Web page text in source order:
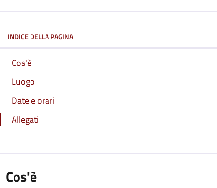
INDICE DELLA PAGINA
Cos'è
Luogo
Date e orari
Allegati
Cos'è